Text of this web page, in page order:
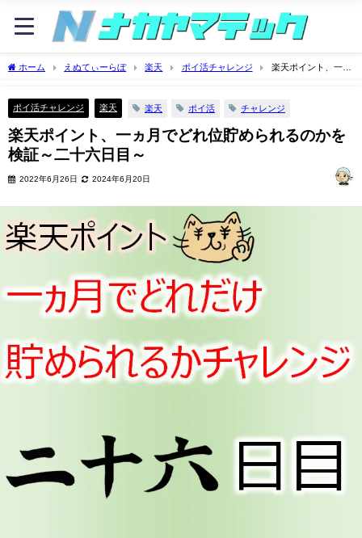
ホーム えぬてぃーらぼ 楽天 ポイ活チャレンジ
楽天ポイント、一ヵ
ポイ活チャレンジ 楽天 楽天 ポイ活 チャレンジ
楽天ポイント、一ヵ月でどれ位貯められるのかを
検証～二十六日目～
2022年6月26日 2024年6月20日